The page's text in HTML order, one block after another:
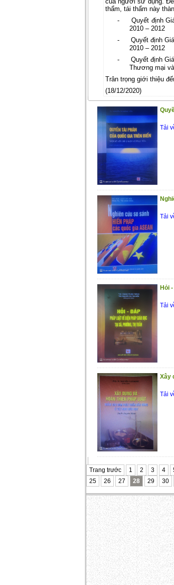
thẩm, tái thẩm này
-
Quyết định
2010 – 2012
-
Quyết định
2010 – 2012
-
Quyết định
Thương mại
Trân trọng giới thiệu
(18/12/2020)
Tải
Tải
Hỏi
Tải
Xây
Tải
Trang trước 1 2 3 4
25
26 27 28 29 30